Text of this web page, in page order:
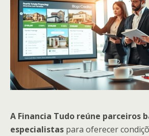
A Financia Tudo reúne parceiros
especialistas para oferecer